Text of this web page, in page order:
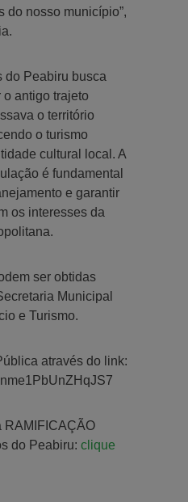
do nosso município”,
do Peabiru busca
o antigo trajeto
o território
o turismo
cultural local. A
é fundamental
e garantir
os interesses da
ser obtidas
Municipal
e Turismo.
através do link:
RAMIFICAÇÃO
do Peabiru: clique